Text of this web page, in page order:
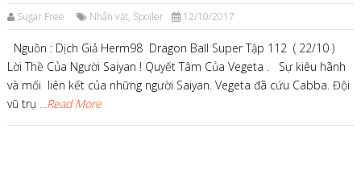
Sugar Free Nhân vật, Spoiler 12/10/2017
Nguồn : Dịch Giả Herm98 Dragon Ball Super Tập 112 ( 22/10 )
Lời Thề Của Người Saiyan ! Quyết Tâm Của Vegeta . Sự kiêu hãnh
và mối liên kết của những người Saiyan. Vegeta đã cứu Cabba. Đội
vũ trụ ...Read More